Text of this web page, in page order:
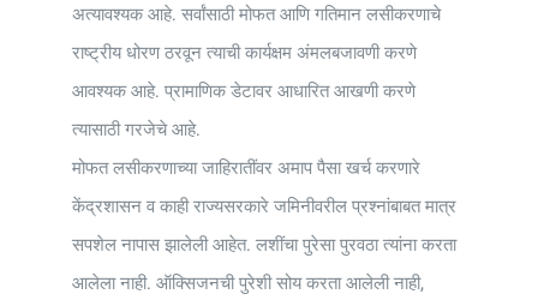
अत्यावश्यक आहे. सर्वांसाठी मोफत आणि गतिमान लसीकरणाचे
राष्ट्रीय धोरण ठरवून त्याची कार्यक्षम अंमलबजावणी करणे
आवश्यक आहे. प्रामाणिक डेटावर आधारित आखणी करणे
त्यासाठी गरजेचे आहे.
मोफत लसीकरणाच्या जाहिरातींवर अमाप पैसा खर्च करणारे
केंद्रशासन व काही राज्यसरकारे जमिनीवरील प्रश्नांबाबत मात्र
सपशेल नापास झालेली आहेत. लशींचा पुरेसा पुरवठा त्यांना करता
आलेला नाही. ऑक्सिजनची पुरेशी सोय करता आलेली नाही,